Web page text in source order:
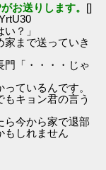
お送りします。 []
？」
まで送っていき
門「・・・・じゃ
ているんです。
キョン君の言う
ら今から家で退部
もしれません